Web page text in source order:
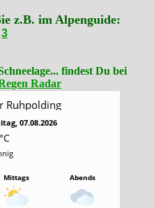
z.B. im Alpenguide:
3
findest Du bei
Radar